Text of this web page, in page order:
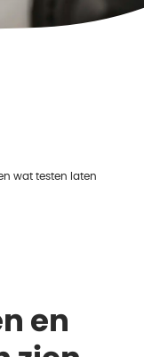
wat testen laten
en